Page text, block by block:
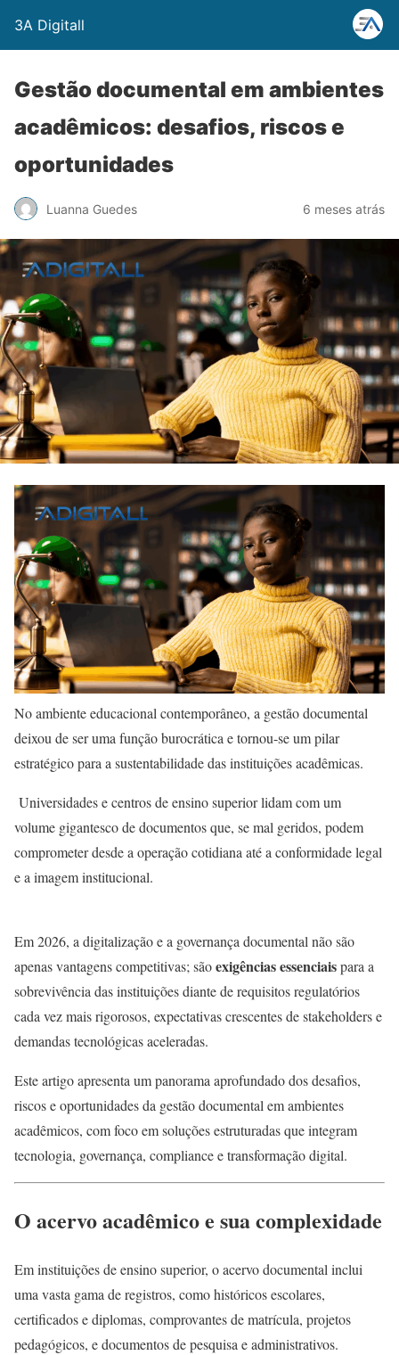
3A Digitall
Gestão documental em ambientes
acadêmicos: desafios, riscos e
oportunidades
Luanna Guedes 6 meses atrás
No ambiente educacional contemporâneo, a gestão documental
deixou de ser uma função burocrática e tornou-se um pilar
estratégico para a sustentabilidade das instituições acadêmicas.
Universidades e centros de ensino superior lidam com um
volume gigantesco de documentos que, se mal geridos, podem
comprometer desde a operação cotidiana até a conformidade legal
e a imagem institucional.
Em 2026, a digitalização e a governança documental não são
apenas vantagens competitivas; sãoexigências essenciaispara a
sobrevivência das instituições diante de requisitos regulatórios
cada vez mais rigorosos, expectativas crescentes de stakeholders e
demandas tecnológicas aceleradas.
Este artigo apresenta um panorama aprofundado dos desafios,
riscos e oportunidades da gestão documental em ambientes
acadêmicos, com foco em soluções estruturadas que integram
tecnologia, governança, compliance e transformação digital.
O acervo acadêmico e sua complexidade
Em instituições de ensino superior, o acervo documental inclui
uma vasta gama de registros, como históricos escolares,
certificados e diplomas, comprovantes de matrícula, projetos
pedagógicos, e documentos de pesquisa e administrativos.